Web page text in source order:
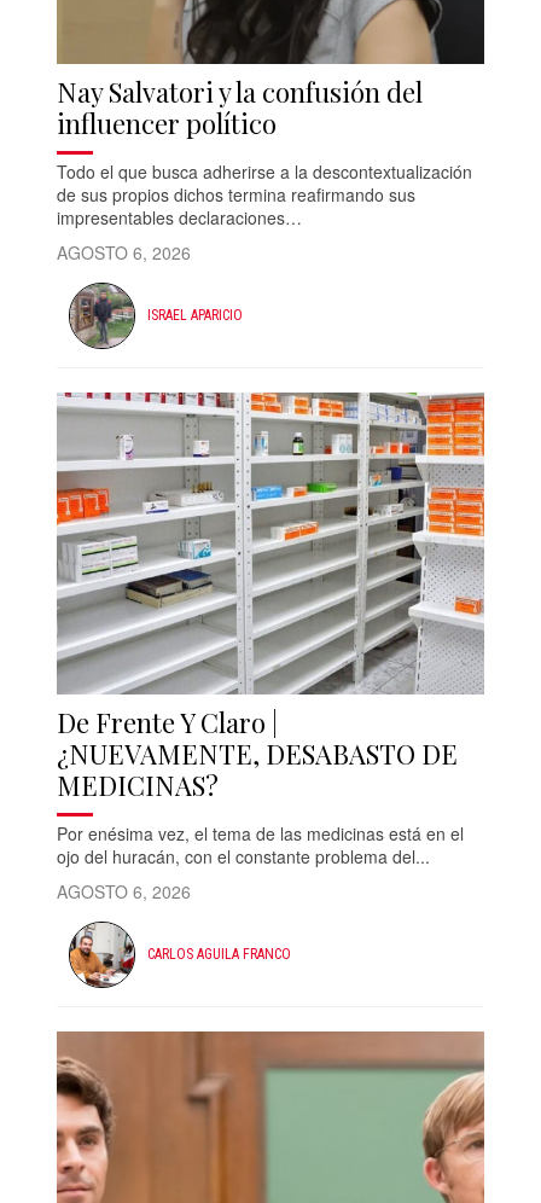
Nay Salvatori y la confusión del
influencer político
Todo el que busca adherirse a la descontextualización
de sus propios dichos termina reafirmando sus
impresentables declaraciones…
AGOSTO 6, 2026
ISRAEL APARICIO
De Frente Y Claro |
¿NUEVAMENTE, DESABASTO DE
MEDICINAS?
Por enésima vez, el tema de las medicinas está en el
ojo del huracán, con el constante problema del...
AGOSTO 6, 2026
CARLOS AGUILA FRANCO